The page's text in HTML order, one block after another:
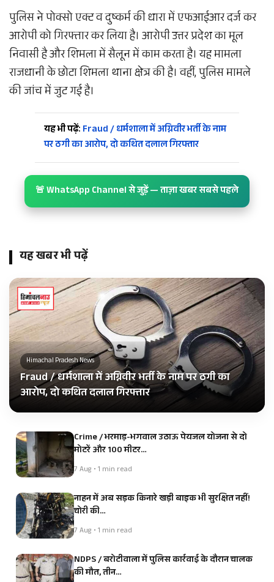
पुलिस ने पोक्सो एक्ट व दुष्कर्म की धारा में एफआईआर दर्ज कर
आरोपी को गिरफ्तार कर लिया है। आरोपी उत्तर प्रदेश का मूल
निवासी है और शिमला में सैलून में काम करता है। यह मामला
राजधानी के छोटा शिमला थाना क्षेत्र की है। वहीं, पुलिस मामले
की जांच में जुट गई है।
यह भी पढ़ें: Fraud / धर्मशाला में अग्निवीर भर्ती के नाम
पर ठगी का आरोप, दो कथित दलाल गिरफ्तार
🚨 WhatsApp Channel से जुड़ें — ताज़ा खबर सबसे पहले
यह खबर भी पढ़ें
Himachal Pradesh News
Fraud / धर्मशाला में अग्निवीर भर्ती के नाम पर ठगी का
आरोप, दो कथित दलाल गिरफ्तार
Crime / भरमाड़-भगवाल उठाऊ पेयजल योजना से दो
मोटरें और 100 मीटर…
7 Aug • 1 min read
नाहन में अब सड़क किनारे खड़ी बाइक भी सुरक्षित नहीं!
चोरी की…
7 Aug • 1 min read
NDPS / बरोटीवाला में पुलिस कार्रवाई के दौरान चालक
की मौत, तीन…